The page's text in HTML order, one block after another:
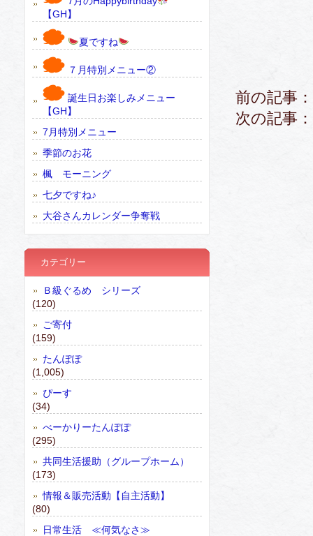
前の記事
次の記事
【GH】
夏ですね
７月特別メニュー②
誕生日お楽しみメニュー
【GH】
7月特別メニュー
季節のお花
楓 モーニング
七夕ですね♪
大谷さんカレンダー争奪戦
カテゴリー
Ｂ級ぐるめ シリーズ
(120)
ご寄付
(159)
たんぽぽ
(1,005)
ぴーす
(34)
べーかりーたんぽぽ
(295)
共同生活援助（グループホーム）
(173)
情報＆販売活動【自主活動】
(80)
日常生活 ≪何気なさ≫